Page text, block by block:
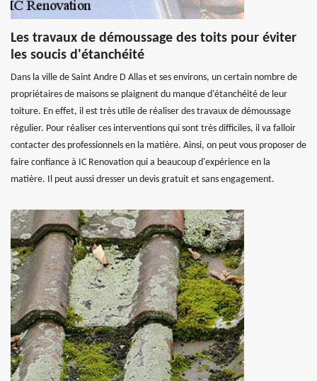
Les travaux de démoussage des toits pour éviter
les soucis d'étanchéité
Dans la ville de Saint Andre D Allas et ses environs, un certain nombre de
propriétaires de maisons se plaignent du manque d'étanchéité de leur
toiture. En effet, il est très utile de réaliser des travaux de démoussage
régulier. Pour réaliser ces interventions qui sont très difficiles, il va falloir
contacter des professionnels en la matière. Ainsi, on peut vous proposer de
faire confiance à IC Renovation qui a beaucoup d'expérience en la
matière. Il peut aussi dresser un devis gratuit et sans engagement.